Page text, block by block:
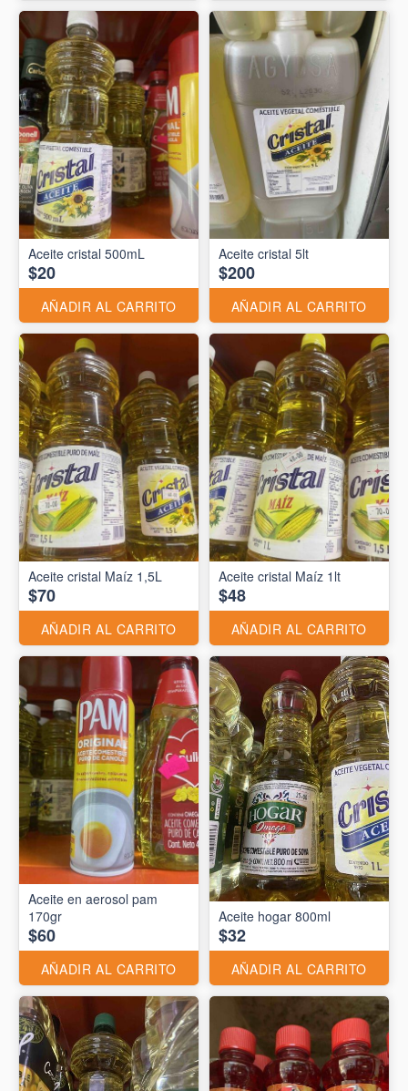
Aceite cristal 500mL
$20
AÑADIR AL CARRITO
Aceite cristal 5lt
$200
AÑADIR AL CARRITO
Aceite cristal Maíz 1,5L
$70
AÑADIR AL CARRITO
Aceite cristal Maíz 1lt
$48
AÑADIR AL CARRITO
Aceite en aerosol pam
170gr
$60
AÑADIR AL CARRITO
Aceite hogar 800ml
$32
AÑADIR AL CARRITO